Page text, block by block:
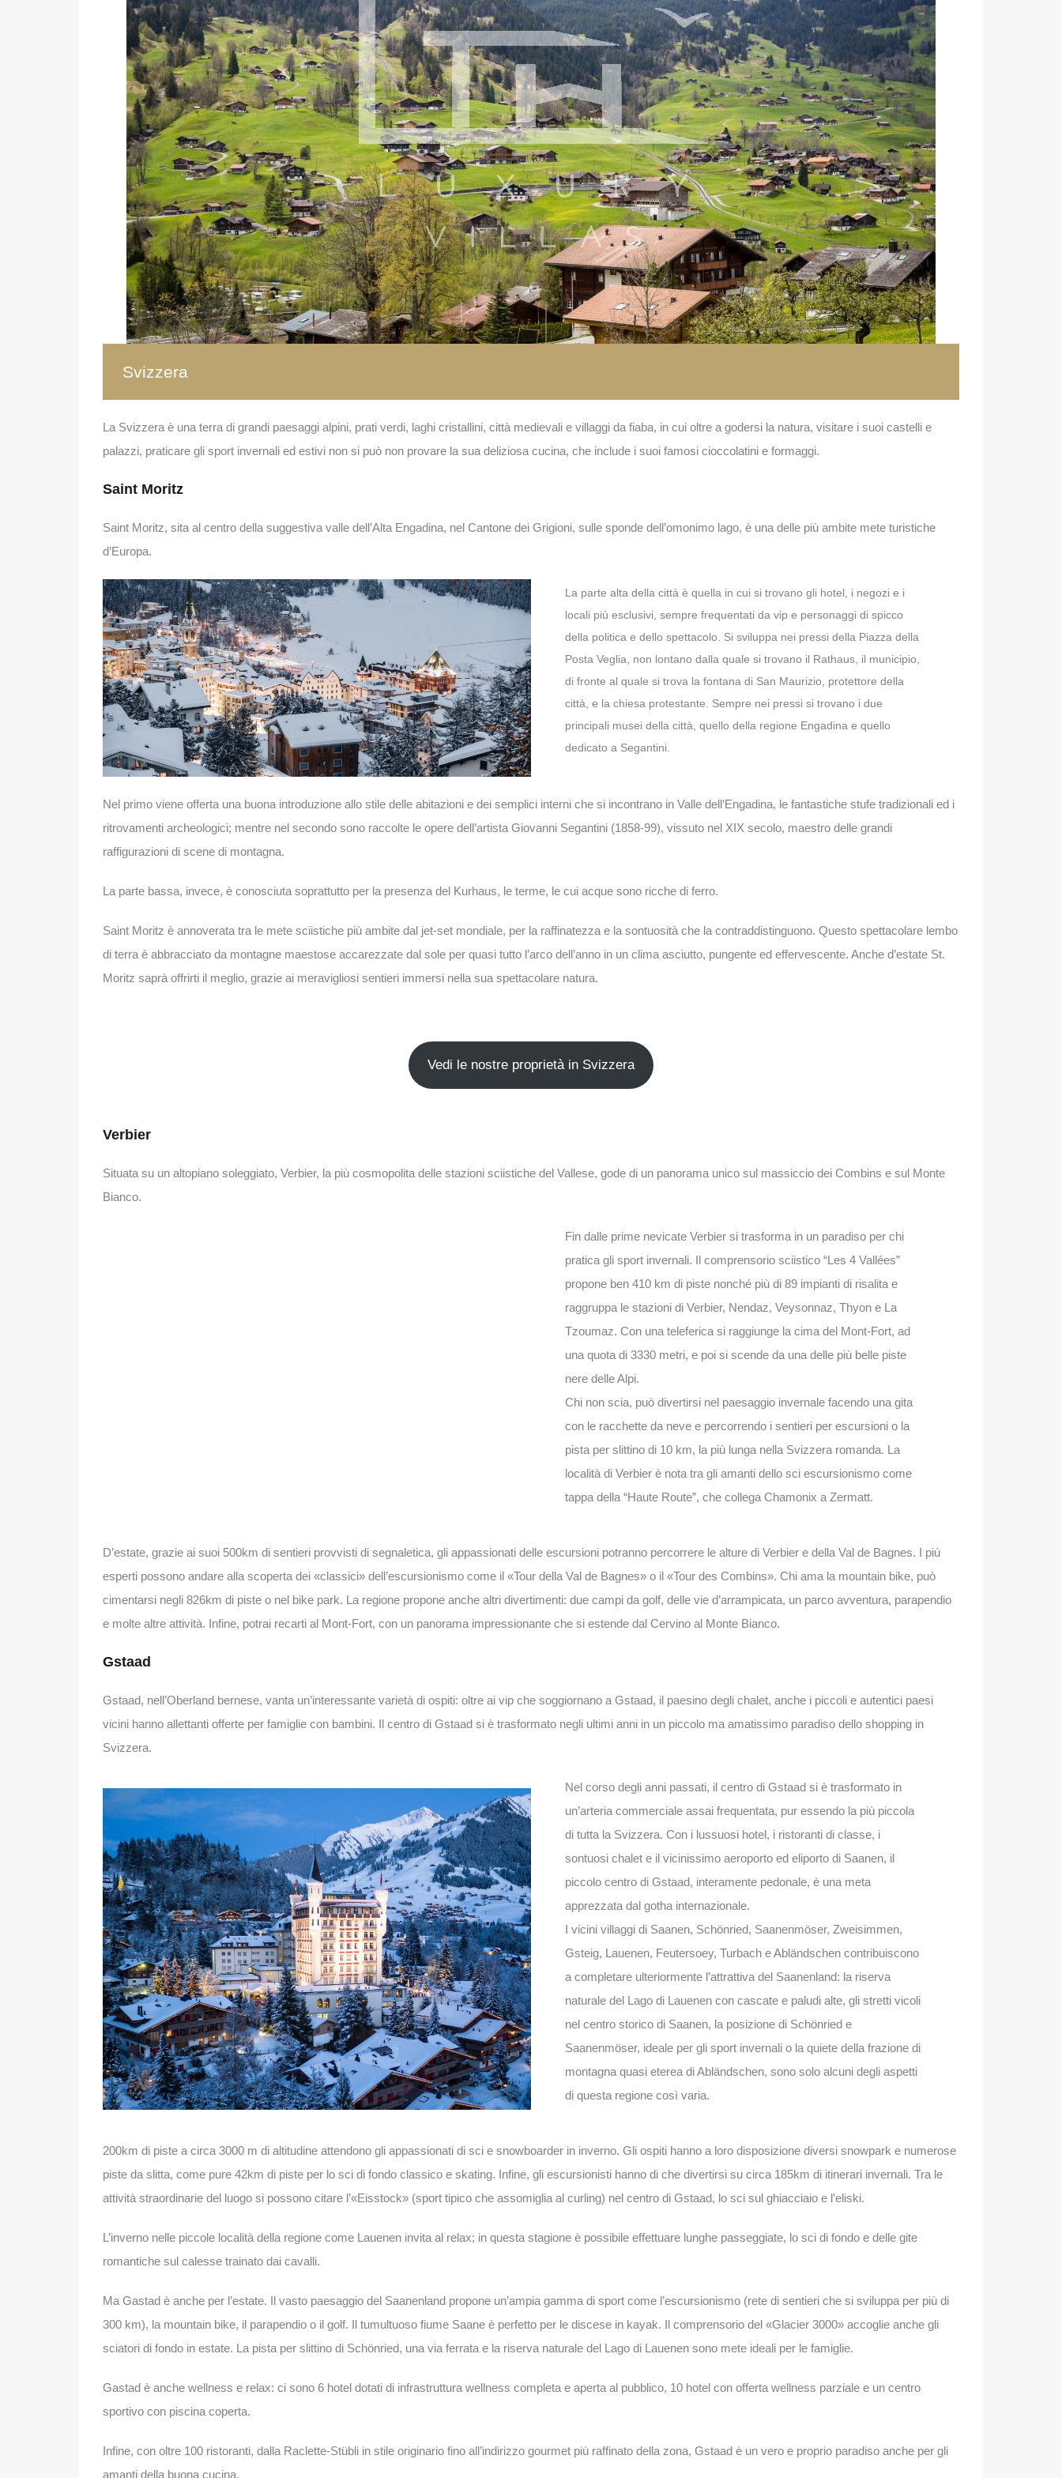
Svizzera
La Svizzera è una terra di grandi paesaggi alpini, prati verdi, laghi cristallini, città medievali e villaggi da fiaba, in cui oltre a godersi la natura, visitare i suoi castelli e
palazzi, praticare gli sport invernali ed estivi non si può non provare la sua deliziosa cucina, che include i suoi famosi cioccolatini e formaggi.
Saint Moritz
Saint Moritz, sita al centro della suggestiva valle dell’Alta Engadina, nel Cantone dei Grigioni, sulle sponde dell’omonimo lago, è una delle più ambite mete turistiche
d’Europa.
La parte alta della città è quella in cui si trovano gli hotel, i negozi e i
locali più esclusivi, sempre frequentati da vip e personaggi di spicco
della politica e dello spettacolo. Si sviluppa nei pressi della Piazza della
Posta Veglia, non lontano dalla quale si trovano il Rathaus, il municipio,
di fronte al quale si trova la fontana di San Maurizio, protettore della
città, e la chiesa protestante. Sempre nei pressi si trovano i due
principali musei della città, quello della regione Engadina e quello
dedicato a Segantini.
Nel primo viene offerta una buona introduzione allo stile delle abitazioni e dei semplici interni che si incontrano in Valle dell’Engadina, le fantastiche stufe tradizionali ed i
ritrovamenti archeologici; mentre nel secondo sono raccolte le opere dell’artista Giovanni Segantini (1858-99), vissuto nel XIX secolo, maestro delle grandi
raffigurazioni di scene di montagna.
La parte bassa, invece, è conosciuta soprattutto per la presenza del Kurhaus, le terme, le cui acque sono ricche di ferro.
Saint Moritz è annoverata tra le mete sciistiche più ambite dal jet-set mondiale, per la raffinatezza e la sontuosità che la contraddistinguono. Questo spettacolare lembo
di terra è abbracciato da montagne maestose accarezzate dal sole per quasi tutto l’arco dell’anno in un clima asciutto, pungente ed effervescente. Anche d’estate St.
Moritz saprà offrirti il meglio, grazie ai meravigliosi sentieri immersi nella sua spettacolare natura.
Vedi le nostre proprietà in Svizzera
Verbier
Situata su un altopiano soleggiato, Verbier, la più cosmopolita delle stazioni sciistiche del Vallese, gode di un panorama unico sul massiccio dei Combins e sul Monte
Bianco.
Fin dalle prime nevicate Verbier si trasforma in un paradiso per chi
pratica gli sport invernali. Il comprensorio sciistico “Les 4 Vallées”
propone ben 410 km di piste nonché più di 89 impianti di risalita e
raggruppa le stazioni di Verbier, Nendaz, Veysonnaz, Thyon e La
Tzoumaz. Con una teleferica si raggiunge la cima del Mont-Fort, ad
una quota di 3330 metri, e poi si scende da una delle più belle piste
nere delle Alpi.
Chi non scia, può divertirsi nel paesaggio invernale facendo una gita
con le racchette da neve e percorrendo i sentieri per escursioni o la
pista per slittino di 10 km, la più lunga nella Svizzera romanda. La
località di Verbier è nota tra gli amanti dello sci escursionismo come
tappa della “Haute Route”, che collega Chamonix a Zermatt.
D’estate, grazie ai suoi 500km di sentieri provvisti di segnaletica, gli appassionati delle escursioni potranno percorrere le alture di Verbier e della Val de Bagnes. I più
esperti possono andare alla scoperta dei «classici» dell’escursionismo come il «Tour della Val de Bagnes» o il «Tour des Combins». Chi ama la mountain bike, può
cimentarsi negli 826km di piste o nel bike park. La regione propone anche altri divertimenti: due campi da golf, delle vie d’arrampicata, un parco avventura, parapendio
e molte altre attività. Infine, potrai recarti al Mont-Fort, con un panorama impressionante che si estende dal Cervino al Monte Bianco.
Gstaad
Gstaad, nell’Oberland bernese, vanta un’interessante varietà di ospiti: oltre ai vip che soggiornano a Gstaad, il paesino degli chalet, anche i piccoli e autentici paesi
vicini hanno allettanti offerte per famiglie con bambini. Il centro di Gstaad si è trasformato negli ultimi anni in un piccolo ma amatissimo paradiso dello shopping in
Svizzera.
Nel corso degli anni passati, il centro di Gstaad si è trasformato in
un’arteria commerciale assai frequentata, pur essendo la più piccola
di tutta la Svizzera. Con i lussuosi hotel, i ristoranti di classe, i
sontuosi chalet e il vicinissimo aeroporto ed eliporto di Saanen, il
piccolo centro di Gstaad, interamente pedonale, è una meta
apprezzata dal gotha internazionale.
I vicini villaggi di Saanen, Schönried, Saanenmöser, Zweisimmen,
Gsteig, Lauenen, Feutersoey, Turbach e Abländschen contribuiscono
a completare ulteriormente l’attrattiva del Saanenland: la riserva
naturale del Lago di Lauenen con cascate e paludi alte, gli stretti vicoli
nel centro storico di Saanen, la posizione di Schönried e
Saanenmöser, ideale per gli sport invernali o la quiete della frazione di
montagna quasi eterea di Abländschen, sono solo alcuni degli aspetti
di questa regione così varia.
200km di piste a circa 3000 m di altitudine attendono gli appassionati di sci e snowboarder in inverno. Gli ospiti hanno a loro disposizione diversi snowpark e numerose
piste da slitta, come pure 42km di piste per lo sci di fondo classico e skating. Infine, gli escursionisti hanno di che divertirsi su circa 185km di itinerari invernali. Tra le
attività straordinarie del luogo si possono citare l’«Eisstock» (sport tipico che assomiglia al curling) nel centro di Gstaad, lo sci sul ghiacciaio e l’eliski.
L’inverno nelle piccole località della regione come Lauenen invita al relax; in questa stagione è possibile effettuare lunghe passeggiate, lo sci di fondo e delle gite
romantiche sul calesse trainato dai cavalli.
Ma Gastad è anche per l’estate. Il vasto paesaggio del Saanenland propone un’ampia gamma di sport come l’escursionismo (rete di sentieri che si sviluppa per più di
300 km), la mountain bike, il parapendio o il golf. Il tumultuoso fiume Saane è perfetto per le discese in kayak. Il comprensorio del «Glacier 3000» accoglie anche gli
sciatori di fondo in estate. La pista per slittino di Schönried, una via ferrata e la riserva naturale del Lago di Lauenen sono mete ideali per le famiglie.
Gastad è anche wellness e relax: ci sono 6 hotel dotati di infrastruttura wellness completa e aperta al pubblico, 10 hotel con offerta wellness parziale e un centro
sportivo con piscina coperta.
Infine, con oltre 100 ristoranti, dalla Raclette-Stübli in stile originario fino all’indirizzo gourmet più raffinato della zona, Gstaad è un vero e proprio paradiso anche per gli
amanti della buona cucina.